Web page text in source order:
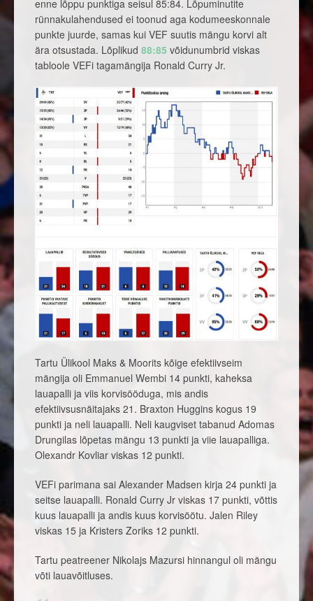
enne lõppu punktiga seisul 85:84. Lõpuminutite
rünnakulahendused ei toonud aga kodumeeskonnale
punkte juurde, samas kui VEF suutis mängu korvi alt
ära otsustada. Lõplikud 88:85 võidunumbrid viskas
tabloole VEFi tagamängija Ronald Curry Jr.
Tartu Ülikool Maks & Moorits kõige efektiivseim
mängija oli Emmanuel Wembi 14 punkti, kaheksa
lauapalli ja viis korvisööduga, mis andis
efektiivsusnäitajaks 21. Braxton Huggins kogus 19
punkti ja neli lauapalli. Neli kaugviset tabanud Adomas
Drungilas lõpetas mängu 13 punkti ja viie lauapalliga.
Olexandr Kovliar viskas 12 punkti.
VEFi parimana sai Alexander Madsen kirja 24 punkti ja
seitse lauapalli. Ronald Curry Jr viskas 17 punkti, võttis
kuus lauapalli ja andis kuus korvisöötu. Jalen Riley
viskas 15 ja Kristers Zoriks 12 punkti.
Tartu peatreener Nikolajs Mazursi hinnangul oli mängu
võti lauavõitluses.